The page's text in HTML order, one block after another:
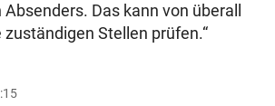
Das kann von überall
Stellen prüfen.“